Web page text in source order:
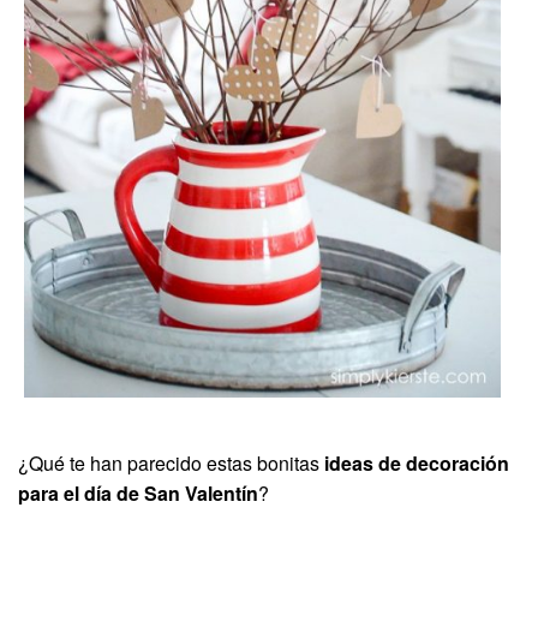
¿Qué te han parecido estas bonitas ideas de decoración
para el día de San Valentín?